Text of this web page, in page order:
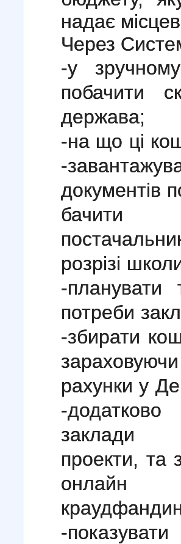
надає
Через
-у
побачити
держава;
-на що ці
-
документів
бачити
розрізі
-планувати
потреби
-збирати
рахунки у
-
заклади
проекти, та
-